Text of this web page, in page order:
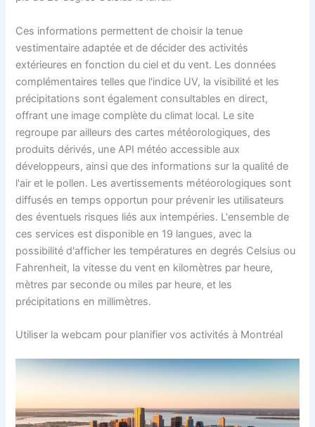
Ces informations permettent de choisir la tenue
vestimentaire adaptée et de décider des activités
extérieures en fonction du ciel et du vent. Les données
complémentaires telles que l'indice UV, la visibilité et les
précipitations sont également consultables en direct,
offrant une image complète du climat local. Le site
regroupe par ailleurs des cartes météorologiques, des
produits dérivés, une API météo accessible aux
développeurs, ainsi que des informations sur la qualité de
l'air et le pollen. Les avertissements météorologiques sont
diffusés en temps opportun pour prévenir les utilisateurs
des éventuels risques liés aux intempéries. L'ensemble de
ces services est disponible en 19 langues, avec la
possibilité d'afficher les températures en degrés Celsius ou
Fahrenheit, la vitesse du vent en kilomètres par heure,
mètres par seconde ou miles par heure, et les
précipitations en millimètres.
Utiliser la webcam pour planifier vos activités à Montréal